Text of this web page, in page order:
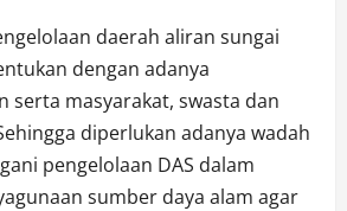
daerah aliran sungai
dengan adanya
serta masyarakat, swasta dan
diperlukan adanya wadah
pengelolaan DAS dalam
sumber daya alam agar